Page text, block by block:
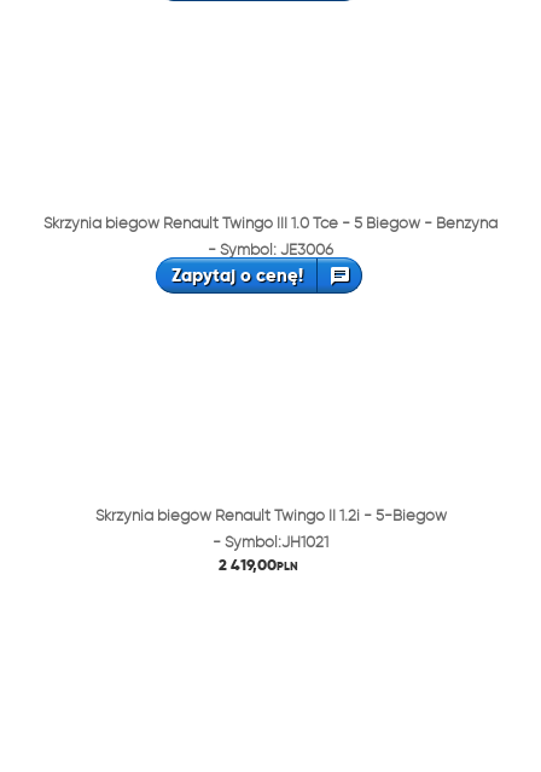
Skrzynia biegów Renault Twingo III 1.0 Tce - 5 Biegów - Benzyna
- Symbol: JE3006
Zapytaj o cenę!
Skrzynia biegów Renault Twingo II 1.2i - 5-Biegów
- Symbol:JH1021
2 419,00PLN